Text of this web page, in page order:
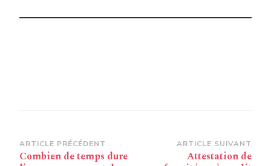
Navigation
ARTICLE PRÉCÉDENT
Combien de temps dure
ARTICLE SUIVANT
Attestation de